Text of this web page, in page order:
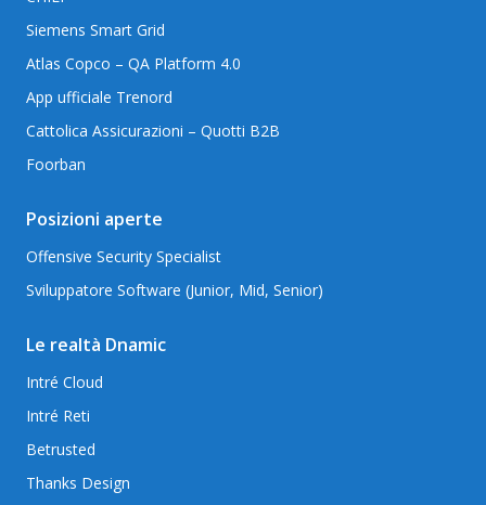
Siemens Smart Grid
Atlas Copco – QA Platform 4.0
App ufficiale Trenord
Cattolica Assicurazioni – Quotti B2B
Foorban
Posizioni aperte
Offensive Security Specialist
Sviluppatore Software (Junior, Mid, Senior)
Le realtà Dnamic
Intré Cloud
Intré Reti
Betrusted
Thanks Design